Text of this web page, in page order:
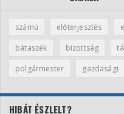
számú előterjesztés
bátaszék
bizottság
polgármester
gazdasági
HIBÁT ÉSZLELT?